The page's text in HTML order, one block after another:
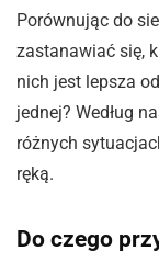
Porównując do
zastanawiać się,
nich jest lepsza
jednej? Według
różnych
ręką.
Do czego